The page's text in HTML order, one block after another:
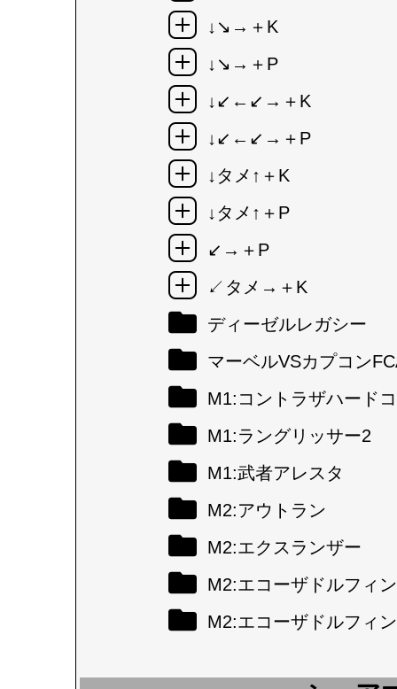
↓↘→＋K
↓↘→＋P
↓↙←↙→＋K
↓↙←↙→＋P
↓タメ↑＋K
↓タメ↑＋P
↙→＋P
↙タメ→＋K
ディーゼルレガシー
マーベルVSカプコン
M1:コントラザハード
M1:ラングリッサー2
M1:武者アレスタ
M2:アウトラン
M2:エクスランザー
M2:エコーザドルフィン
M2:エコーザドルフィ